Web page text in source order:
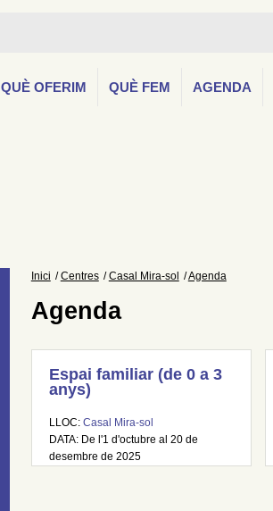
QUÈ OFERIM QUÈ FEM AGENDA
Inici Centres Casal Mira-sol Agenda
Agenda
Espai familiar (de 0 a 3
anys)
LLOC: Casal Mira-sol
DATA: De l'1 d'octubre al 20 de
desembre de 2025